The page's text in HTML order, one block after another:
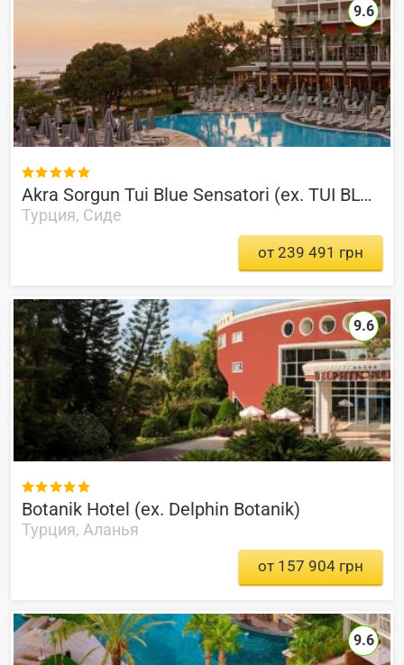

Akra Sorgun Tui Blue Sensatori (ex. TUI BLUE Sensatori Barut Sorgun)
Турция, Сиде
9.6
от 239 491 грн

Botanik Hotel (ex. Delphin Botanik)
Турция, Аланья
9.6
от 157 904 грн
9.6